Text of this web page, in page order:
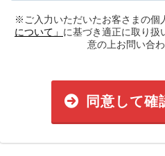
※ご入力いただいたお客さまの個
について」 に基づき適正に取り扱
意の上お問い合わ
同意して確